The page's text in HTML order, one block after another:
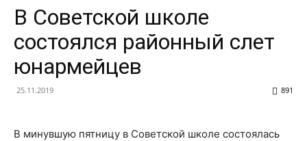
В Советской школе
состоялся районный слет
юнармейцев
25.11.2019 891
В минувшую пятницу в Советской школе состоялась